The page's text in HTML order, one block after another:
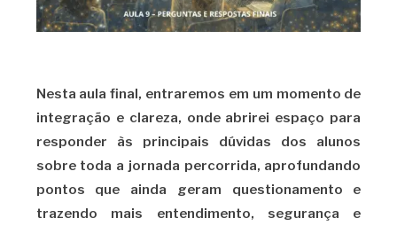
Nesta aula final, entraremos em um momento de
integração e clareza, onde abrirei espaço para
responder às principais dúvidas dos alunos
sobre toda a jornada percorrida, aprofundando
pontos que ainda geram questionamento e
trazendo mais entendimento, segurança e